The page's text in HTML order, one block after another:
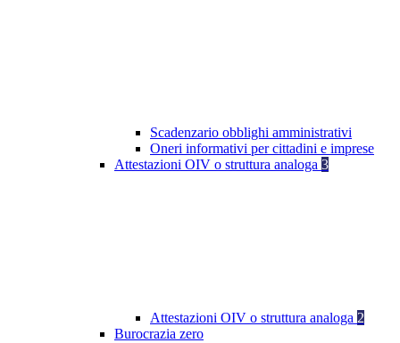
Scadenzario obblighi amministrativi
Oneri informativi per cittadini e imprese
Attestazioni OIV o struttura analoga 3
Attestazioni OIV o struttura analoga 2
Burocrazia zero